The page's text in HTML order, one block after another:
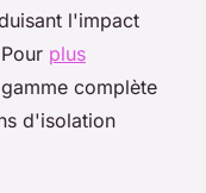
l'impact
plus
complète
d'isolation